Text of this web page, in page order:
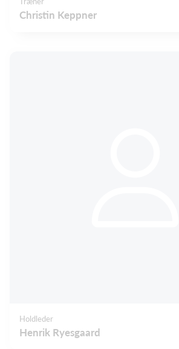
Christin Keppner
Holdleder
Henrik Ryesgaard